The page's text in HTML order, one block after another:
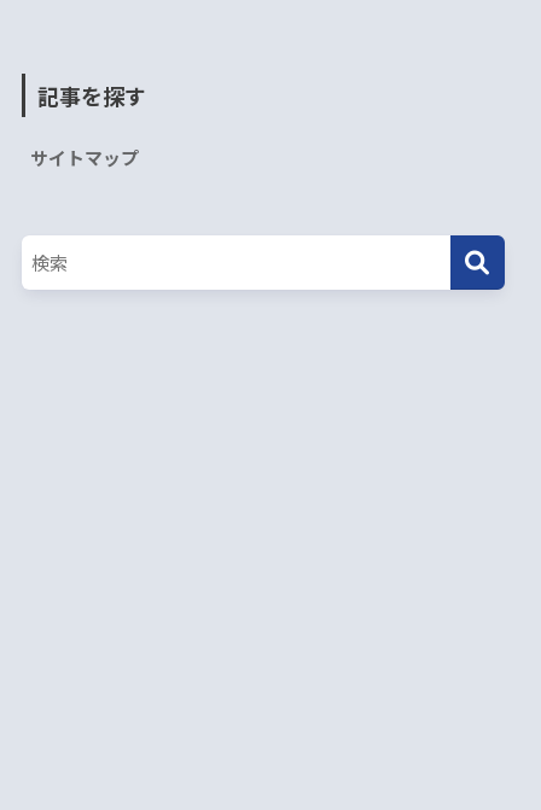
記事を探す
サイトマップ